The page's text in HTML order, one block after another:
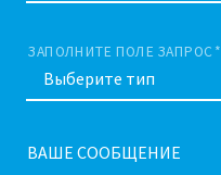
ЗАПОЛНИТЕ ПОЛЕ ЗАПРОС *
ВАШЕ СООБЩЕНИЕ